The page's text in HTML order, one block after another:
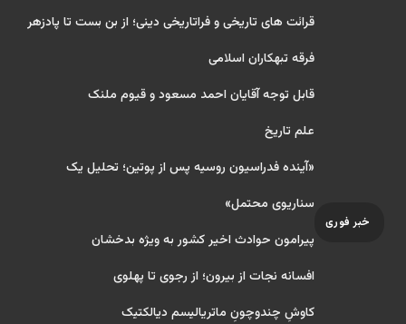
خبر فوری
قرائت های تاریخی و فراتاریخی دینی؛ از بن بست تا پادزهر
فرقه تبهکاران اسلامی
قابل توجه آقایان احمد مسعود و قیوم ملنک
علم تاریخ
«آینده فدراسیون روسیه پس از پوتین؛ تحلیل یک
سناریوی محتمل»
پیرامون حوادث اخیر کشور به ویژه بدخشان
افسانه نجات از بیرون؛ از رجوی تا پهلوی
کاوشِ چندو‌چونِ ماتریالیسم دیالکتیک